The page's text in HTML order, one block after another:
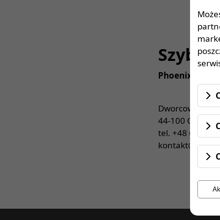
Phoenix
Dworcowa 58/1
44-100 Gliwice
tel. +48 605